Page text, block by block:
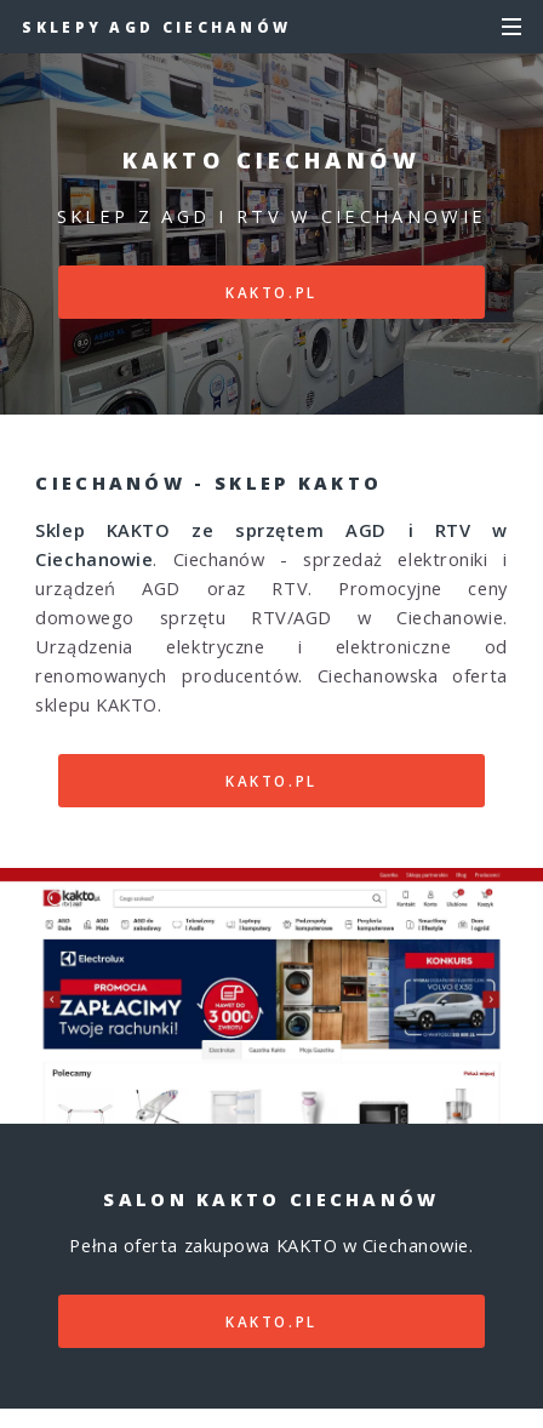
SKLEPY AGD CIECHANÓW
KAKTO CIECHANÓW
SKLEP Z AGD I RTV W CIECHANOWIE
KAKTO.PL
CIECHANÓW - SKLEP KAKTO
Sklep KAKTO ze sprzętem AGD i RTV w
Ciechanowie. Ciechanów - sprzedaż elektroniki i
urządzeń AGD oraz RTV. Promocyjne ceny
domowego sprzętu RTV/AGD w Ciechanowie.
Urządzenia elektryczne i elektroniczne od
renomowanych producentów. Ciechanowska oferta
sklepu KAKTO.
KAKTO.PL
SALON KAKTO CIECHANÓW
Pełna oferta zakupowa KAKTO w Ciechanowie.
KAKTO.PL